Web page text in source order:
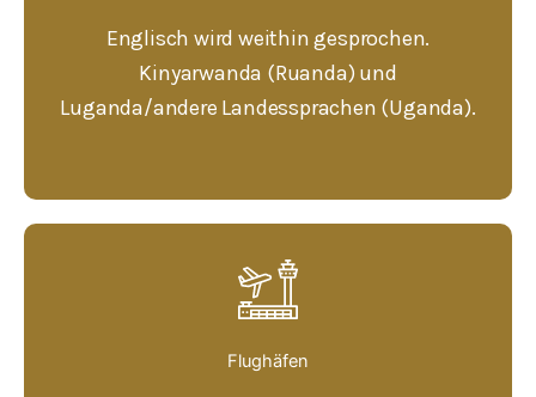
Englisch wird weithin gesprochen.
Kinyarwanda (Ruanda) und
Luganda/andere Landessprachen (Uganda).
Flughäfen